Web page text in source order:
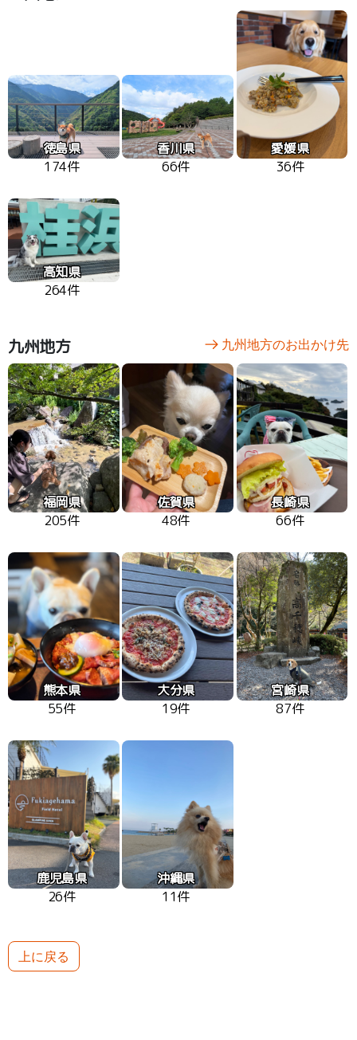
徳島県
174件
香川県
66件
愛媛県
36件
高知県
264件
九州地方 九州地方のお出かけ先
福岡県
205件
佐賀県
48件
長崎県
66件
熊本県
55件
大分県
19件
宮崎県
87件
鹿児島県
26件
沖縄県
11件
上に戻る